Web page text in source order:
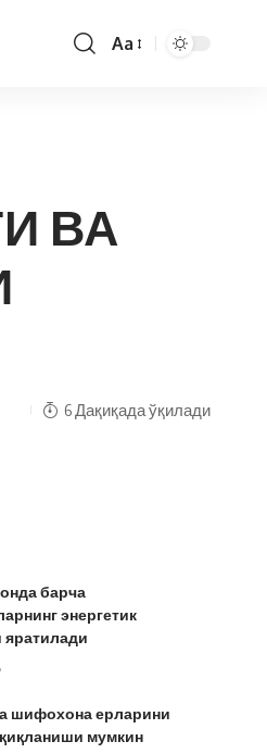
Aa
ВА
6 Дақиқада ўқилади
барча
энергетик
яратилади
шифохона ерларини
мумкин